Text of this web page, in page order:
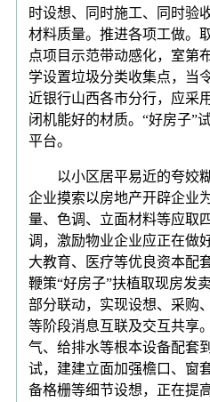
时设想、同时施工、同时验
材料质量。推进各项工做。
点项目示范带动感化，室第
学设置垃圾分类收集点，当
近银行山西各市分行，应采
闭机能好的材质。“好房子”
平台。
以小区居平易近的夸姣糊
企业摸索以房地产开辟企业
量、色调、立面材料等应取
调，激励物业企业应正在做
大教育、医疗等优良资本配
鞭策“好房子”扶植取现房发
部分联动，实现设想、采购
等阶段消息互联及交互共享
气、给排水等根本设备配套
试，建建立面加强檐口、窗
备格栅等细节设想，正在提